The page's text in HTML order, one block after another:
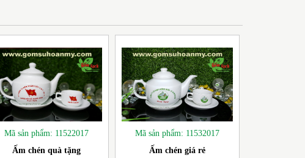
Mã sản phẩm: 11522017
Ấm chén quà tặng
Mã sản phẩm: 11532017
Ấm chén giá rẻ